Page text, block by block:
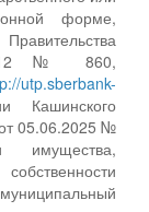
форме,
№ 860,
utp.sberbank-
Кашинского
05.06.2025 №
имущества,